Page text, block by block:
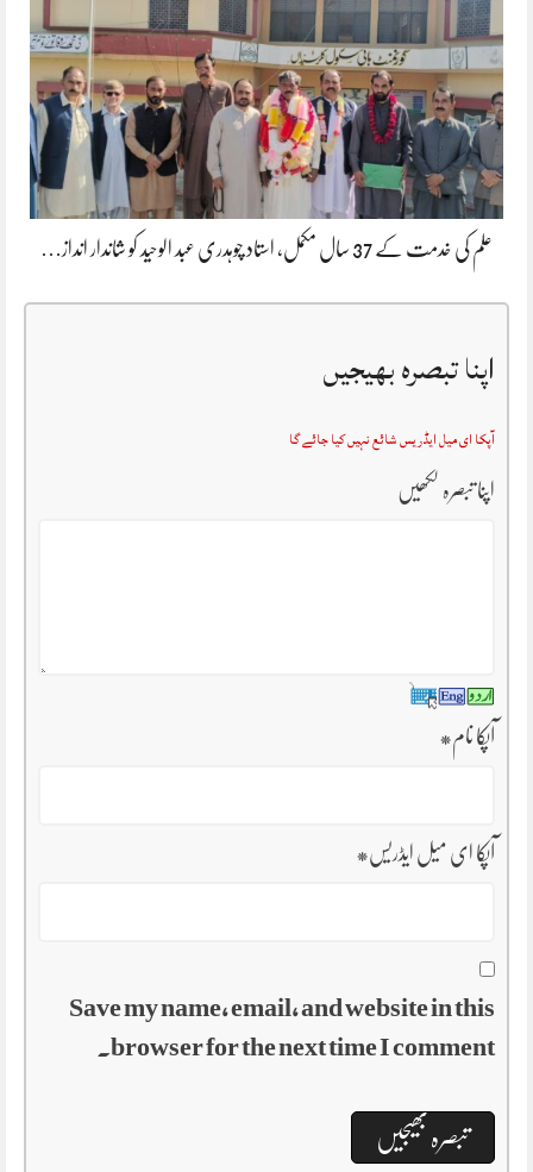
علم کی خدمت کے 37 سال مکمل، استاد چوہدری عبد الوحید کو شاندار انداز…
اپنا تبصرہ بھیجیں
آپکا ای میل ایڈریس شائع نہیں کیا جائے گا
اپنا تبصرہ لکھیں
آپکا نام*
آپکا ای میل ایڈریس*
Save my name, email, and website in this
browser for the next time I comment.